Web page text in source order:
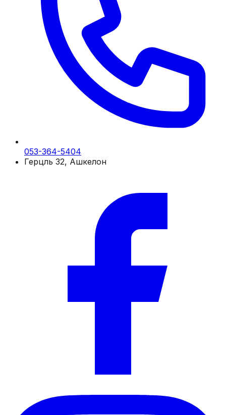
053-364-5404
Герцль 32, Ашкелон